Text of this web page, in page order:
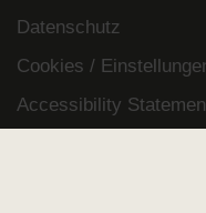
Datenschutz
Cookies /
Accessibility